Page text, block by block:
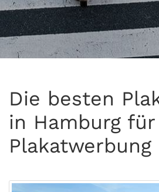
Die besten
in Hamburg für
Plakatwerbung